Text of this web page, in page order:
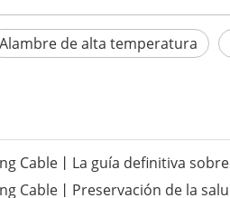
Alambre de alta temperatura